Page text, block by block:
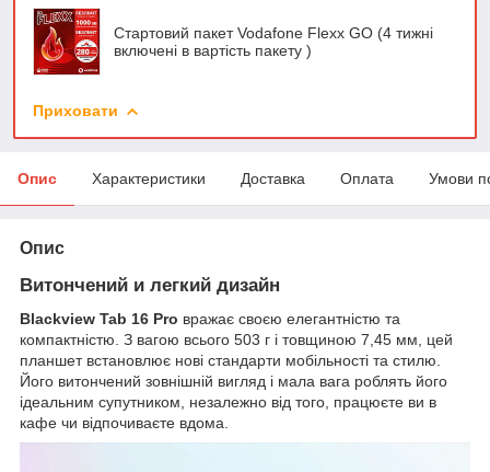
Стартовий пакет Vodafone Flexx GO (4 тижні
включені в вартість пакету )
Приховати
Опис Характеристики Доставка Оплата Умови
Опис
Витончений и легкий дизайн
Blackview Tab 16 Pro вражає своєю елегантністю та
компактністю. З вагою всього 503 г і товщиною 7,45 мм, цей
планшет встановлює нові стандарти мобільності та стилю.
Його витончений зовнішній вигляд і мала вага роблять його
ідеальним супутником, незалежно від того, працюєте ви в
кафе чи відпочиваєте вдома.